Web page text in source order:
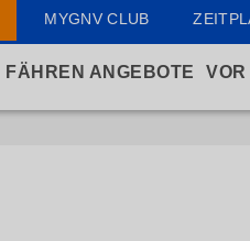
MYGNV CLUB
FÄHREN ANGEBOTE